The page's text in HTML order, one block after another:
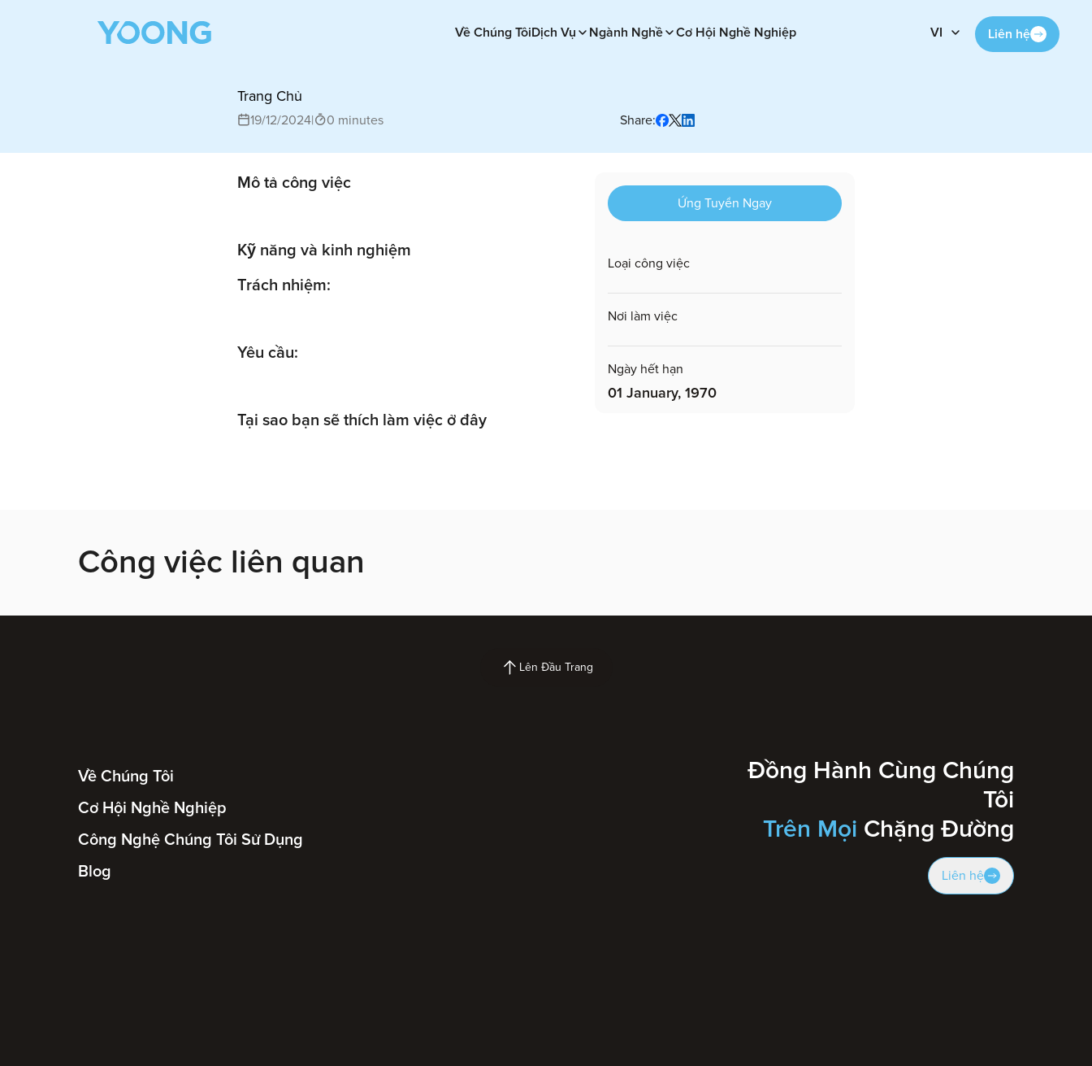
Về Chúng TôiDịch Vụ Ngành Nghề Cơ Hội Nghề Nghiệp VI Liên hệ
Trang Chủ
19/12/2024| 0 minutes Share:
Mô tả công việc
Kỹ năng và kinh nghiệm
Trách nhiệm:
Yêu cầu:
Tại sao bạn sẽ thích làm việc ở đây
Ứng Tuyển Ngay
Loại công việc
Nơi làm việc
Ngày hết hạn
01 January, 1970
Công việc liên quan
Lên Đầu Trang
Về Chúng Tôi
Cơ Hội Nghề Nghiệp
Công Nghệ Chúng Tôi Sử Dụng
Blog
Đồng Hành Cùng Chúng
Tôi
Trên Mọi Chặng Đường
Liên hệ